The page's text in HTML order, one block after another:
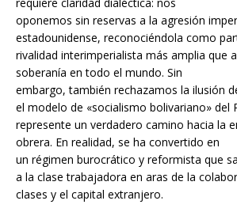
oponemos sin reservas a la agresión
estadounidense, reconociéndola como
rivalidad interimperialista más amplia que
soberanía en todo el mundo. Sin
embargo, también rechazamos la ilusión
el modelo de «socialismo bolivariano» del
represente un verdadero camino hacia la
obrera. En realidad, se ha convertido en
un régimen burocrático y reformista que
a la clase trabajadora en aras de la
clases y el capital extranjero.